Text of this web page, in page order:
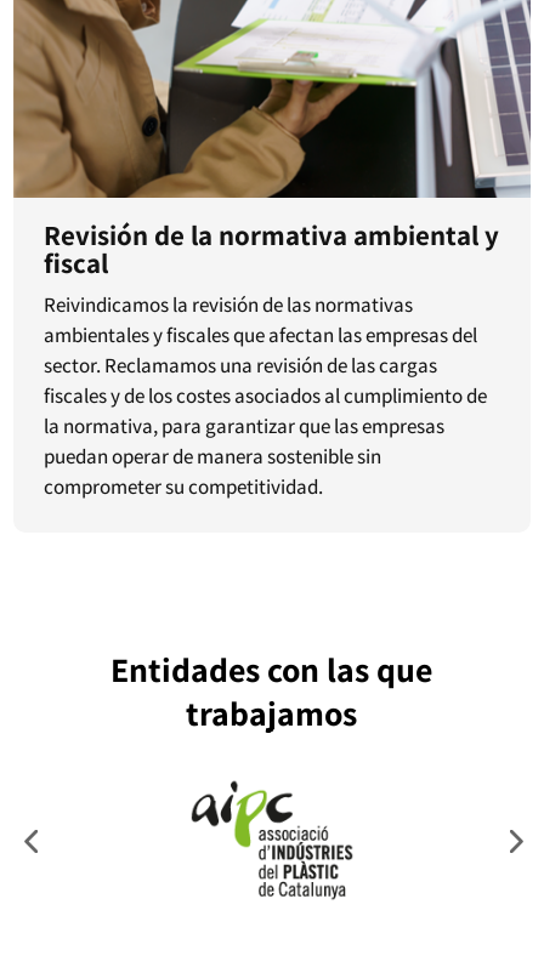
Revisión de la normativa ambiental y
fiscal
Reivindicamos la revisión de las normativas
ambientales y fiscales que afectan las empresas del
sector. Reclamamos una revisión de las cargas
fiscales y de los costes asociados al cumplimiento de
la normativa, para garantizar que las empresas
puedan operar de manera sostenible sin
comprometer su competitividad.
Entidades con las que
trabajamos